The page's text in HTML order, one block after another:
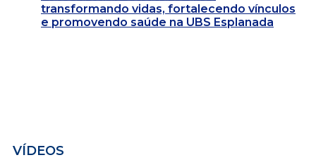
transformando vidas, fortalecendo vínculos
e promovendo saúde na UBS Esplanada
VÍDEOS